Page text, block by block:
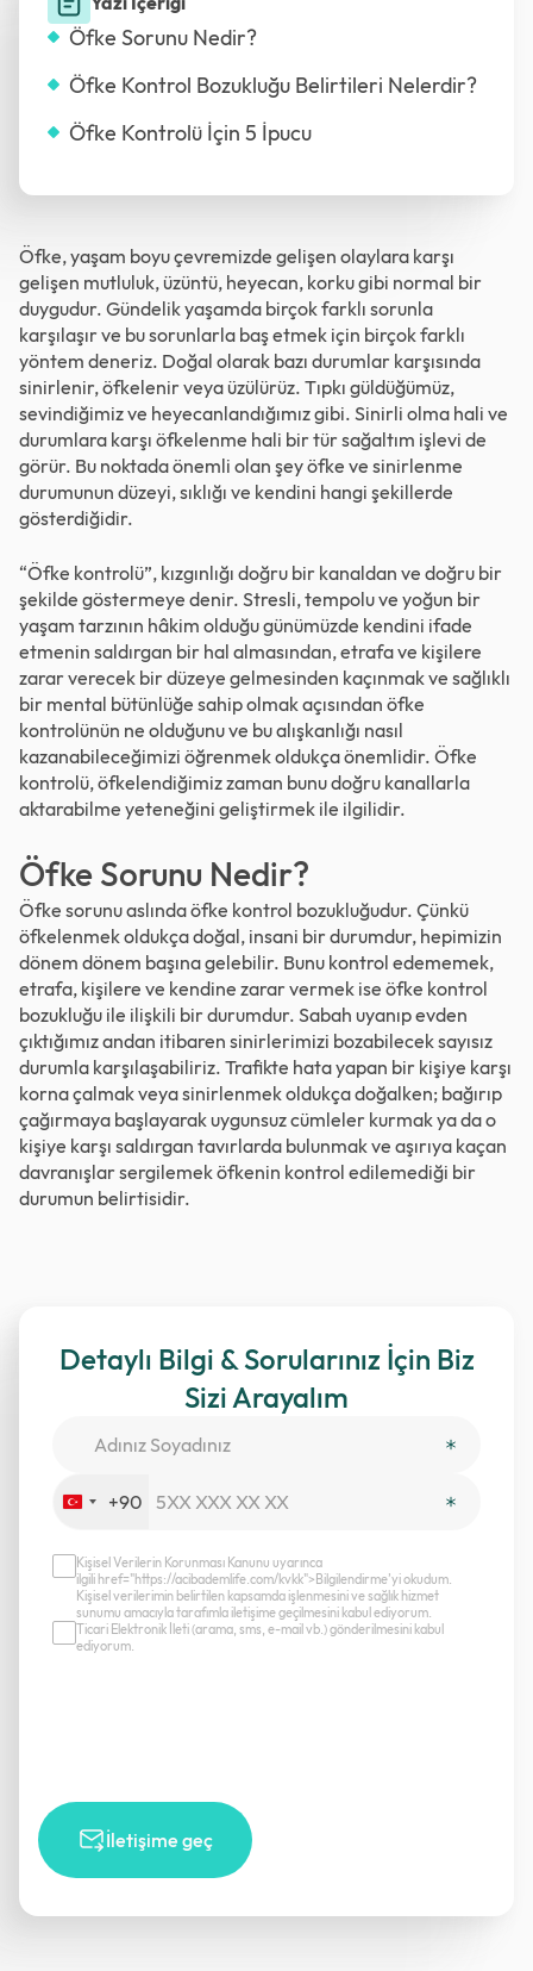
Öfke Sorunu Nedir?
Öfke Kontrol Bozukluğu Belirtileri Nelerdir?
Öfke Kontrolü İçin 5 İpucu
Öfke, yaşam boyu çevremizde gelişen olaylara karşı
gelişen mutluluk, üzüntü, heyecan, korku gibi normal bir
duygudur. Gündelik yaşamda birçok farklı sorunla
karşılaşır ve bu sorunlarla baş etmek için birçok farklı
yöntem deneriz. Doğal olarak bazı durumlar karşısında
sinirlenir, öfkelenir veya üzülürüz. Tıpkı güldüğümüz,
sevindiğimiz ve heyecanlandığımız gibi. Sinirli olma hali ve
durumlara karşı öfkelenme hali bir tür sağaltım işlevi de
görür. Bu noktada önemli olan şey öfke ve sinirlenme
durumunun düzeyi, sıklığı ve kendini hangi şekillerde
gösterdiğidir.
“Öfke kontrolü”, kızgınlığı doğru bir kanaldan ve doğru bir
şekilde göstermeye denir. Stresli, tempolu ve yoğun bir
yaşam tarzının hâkim olduğu günümüzde kendini ifade
etmenin saldırgan bir hal almasından, etrafa ve kişilere
zarar verecek bir düzeye gelmesinden kaçınmak ve sağlıklı
bir mental bütünlüğe sahip olmak açısından öfke
kontrolünün ne olduğunu ve bu alışkanlığı nasıl
kazanabileceğimizi öğrenmek oldukça önemlidir. Öfke
kontrolü, öfkelendiğimiz zaman bunu doğru kanallarla
aktarabilme yeteneğini geliştirmek ile ilgilidir.
Öfke Sorunu Nedir?
Öfke sorunu aslında öfke kontrol bozukluğudur. Çünkü
öfkelenmek oldukça doğal, insani bir durumdur, hepimizin
dönem dönem başına gelebilir. Bunu kontrol edememek,
etrafa, kişilere ve kendine zarar vermek ise öfke kontrol
bozukluğu ile ilişkili bir durumdur. Sabah uyanıp evden
çıktığımız andan itibaren sinirlerimizi bozabilecek sayısız
durumla karşılaşabiliriz. Trafikte hata yapan bir kişiye karşı
korna çalmak veya sinirlenmek oldukça doğalken; bağırıp
çağırmaya başlayarak uygunsuz cümleler kurmak ya da o
kişiye karşı saldırgan tavırlarda bulunmak ve aşırıya kaçan
davranışlar sergilemek öfkenin kontrol edilemediği bir
durumun belirtisidir.
Detaylı Bilgi & Sorularınız İçin Biz
Sizi Arayalım
Turkey
+90
İletişime geç
Kişisel Verilerin Korunması Kanunu uyarınca
ilgili href="https://acibademlife.com/kvkk">Bilgilendirme’yi okudum.
Kişisel verilerimin belirtilen kapsamda işlenmesini ve sağlık hizmet
sunumu amacıyla tarafımla iletişime geçilmesini kabul ediyorum.
Ticari Elektronik İleti (arama, sms, e-mail vb.) gönderilmesini kabul
ediyorum.